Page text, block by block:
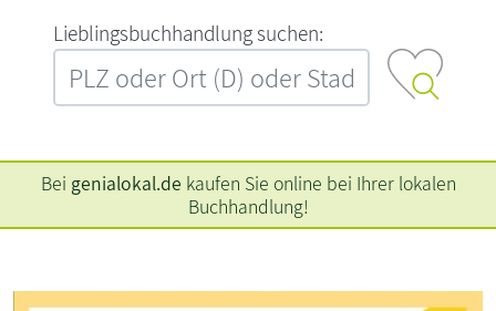
L‍i‍e‍b‍l‍i‍n‍g‍s‍b‍u‍c‍h‍h‍a‍n‍d‍l‍u‍n‍g‍ ‍s‍u‍c‍h‍e‍n‍:‍
Bei genialokal.de kaufen Sie online bei Ihrer lokalen
Buchhandlung!